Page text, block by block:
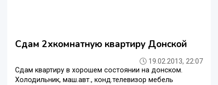
Сдам 2хкомнатную квартиру Донской
19.02.2013, 22:07
Сдам квартиру в хорошем состоянии на донском.
Холодильник, маш.авт., конд.телевизор мебель